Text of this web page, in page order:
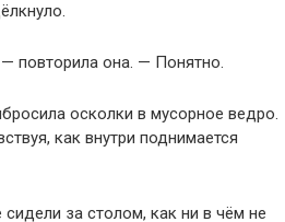
повторила она. — Понятно.
осколки в мусорное ведро.
как внутри поднимается
за столом, как ни в чём не